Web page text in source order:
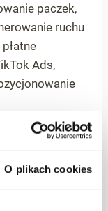
O plikach cookies
paczek,
ruchu
Ads,